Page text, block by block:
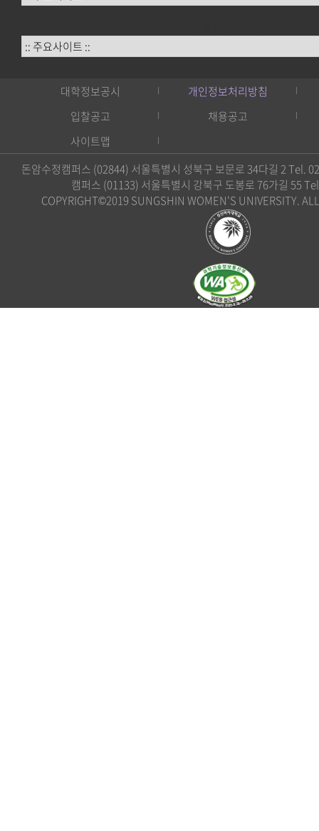
대학정보공시
개인정보처리방침
입찰공고
채용공고
사이트맵
돈암수정캠퍼스 (02844) 서울특별시 성북구 보문로 34다길 2 Tel.
캠퍼스 (01133) 서울특별시 강북구 도봉로 76가길 55
COPYRIGHT©2019 SUNGSHIN WOMEN'S UNIVERSITY.